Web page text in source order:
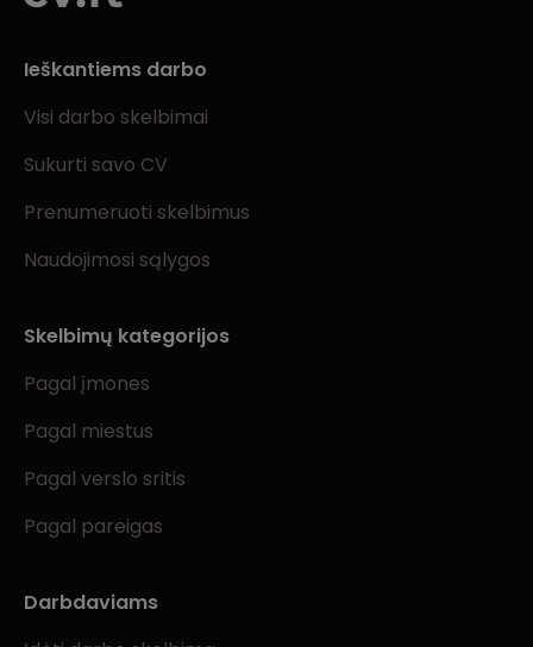
Ieškantiems darbo
Visi darbo skelbimai
Sukurti savo CV
Prenumeruoti skelbimus
Naudojimosi sąlygos
Skelbimų kategorijos
Pagal įmones
Pagal miestus
Pagal verslo sritis
Pagal pareigas
Darbdaviams